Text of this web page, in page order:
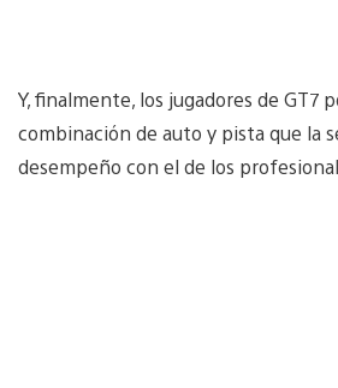
Y, finalmente, los jugadores de
combinación de auto y pista que la
desempeño con el de los